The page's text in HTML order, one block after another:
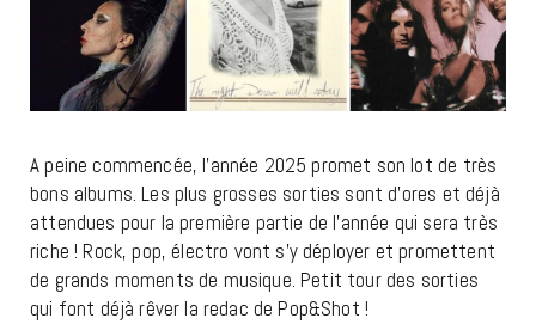
A peine commencée, l’année 2025 promet son lot de très
bons albums. Les plus grosses sorties sont d’ores et déjà
attendues pour la première partie de l’année qui sera très
riche ! Rock, pop, électro vont s’y déployer et promettent
de grands moments de musique. Petit tour des sorties
qui font déjà rêver la redac de Pop&Shot !